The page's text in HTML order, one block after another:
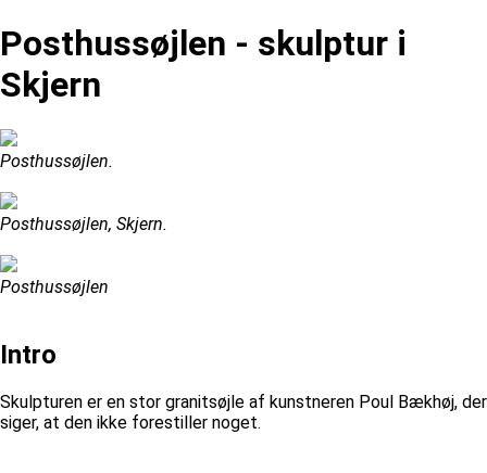
Posthussøjlen - skulptur i
Skjern
Posthussøjlen.
Posthussøjlen, Skjern.
Posthussøjlen
Intro
Skulpturen er en stor granitsøjle af kunstneren Poul Bækhøj, der
siger, at den ikke forestiller noget.